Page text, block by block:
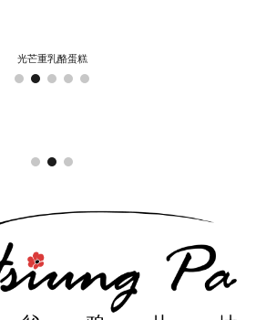
光芒重乳酪蛋糕